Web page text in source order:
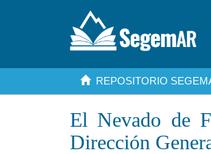
REPOSITORIO
El Nevado de
Dirección